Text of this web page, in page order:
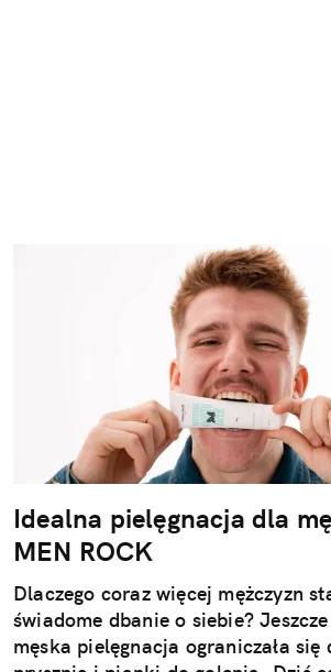
Idealna pielęgnacja dla
MEN ROCK
Dlaczego coraz więcej mężczyzn
świadome dbanie o siebie?
męska pielęgnacja ograniczała się